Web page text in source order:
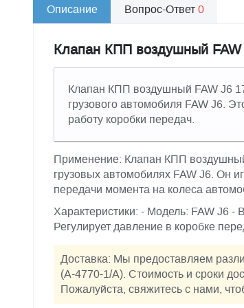
Описание Вопрос-Ответ0
Клапан КПП воздушный
Клапан КПП воздушный FAW J6
грузового автомобиля FAW J6.
работу коробки передач.
Применение: Клапан КПП
грузовых автомобилях FAW J6. Он
передачи момента на колеса
Характеристики: - Модель: FAW J6
Регулирует давление в коробке
Доставка: Мы предоставляем
(А-4770-1/А). Стоимость и сроки
Пожалуйста, свяжитесь с нами,